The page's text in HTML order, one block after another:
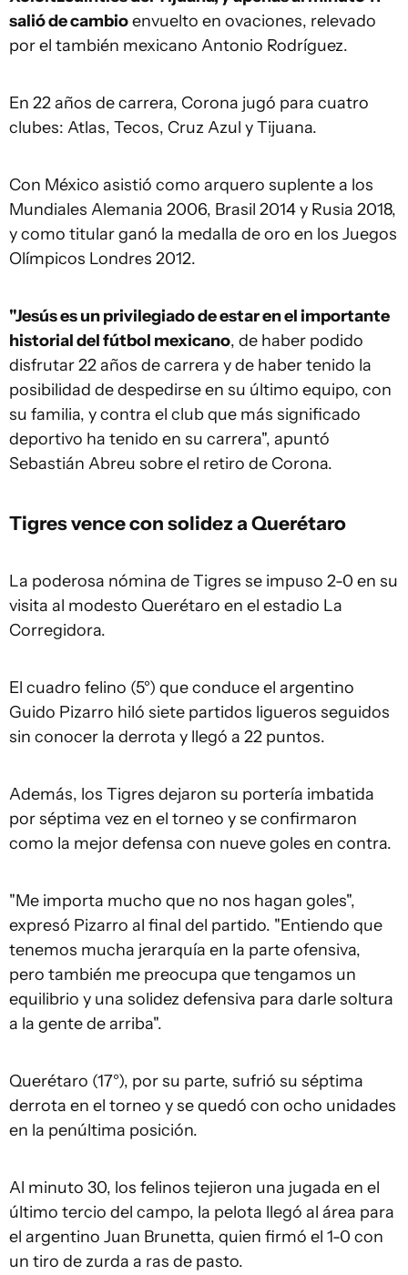
salió de cambioenvuelto en ovaciones, relevado
por el también mexicano Antonio Rodríguez.
En 22 años de carrera, Corona jugó para cuatro
clubes: Atlas, Tecos, Cruz Azul y Tijuana.
Con México asistió como arquero suplente a los
Mundiales Alemania 2006, Brasil 2014 y Rusia 2018,
y como titular ganó la medalla de oro en los Juegos
Olímpicos Londres 2012.
"Jesús es un privilegiado de estar en el importante
historial del fútbol mexicano, de haber podido
disfrutar 22 años de carrera y de haber tenido la
posibilidad de despedirse en su último equipo, con
su familia, y contra el club que más significado
deportivo ha tenido en su carrera", apuntó
Sebastián Abreu sobre el retiro de Corona.
Tigres vence con solidez a Querétaro
La poderosa nómina de Tigres se impuso 2-0 en su
visita al modesto Querétaro en el estadio La
Corregidora.
El cuadro felino (5°) que conduce el argentino
Guido Pizarro hiló siete partidos ligueros seguidos
sin conocer la derrota y llegó a 22 puntos.
Además, los Tigres dejaron su portería imbatida
por séptima vez en el torneo y se confirmaron
como la mejor defensa con nueve goles en contra.
"Me importa mucho que no nos hagan goles",
expresó Pizarro al final del partido. "Entiendo que
tenemos mucha jerarquía en la parte ofensiva,
pero también me preocupa que tengamos un
equilibrio y una solidez defensiva para darle soltura
a la gente de arriba".
Querétaro (17°), por su parte, sufrió su séptima
derrota en el torneo y se quedó con ocho unidades
en la penúltima posición.
Al minuto 30, los felinos tejieron una jugada en el
último tercio del campo, la pelota llegó al área para
el argentino Juan Brunetta, quien firmó el 1-0 con
un tiro de zurda a ras de pasto.